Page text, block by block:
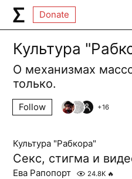
Donate
Культура
О механизмах
только.
Follow +16
Культура "Рабкора"
Секс, стигма и
Ева Рапопорт 24.8K 🔥